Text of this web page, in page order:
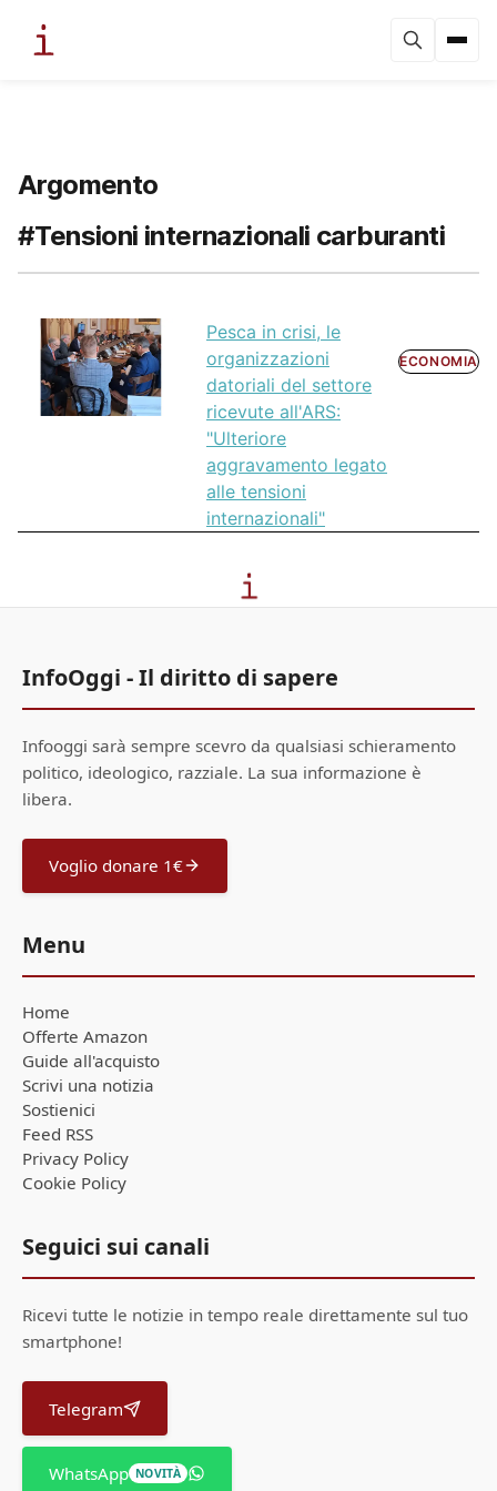
Argomento
#Tensioni internazionali carburanti
Pesca in crisi, le
organizzazioni
datoriali del settore
ricevute all'ARS:
"Ulteriore
aggravamento legato
alle tensioni
internazionali"
ECONOMIA
InfoOggi - Il diritto di sapere
Infooggi sarà sempre scevro da qualsiasi schieramento
politico, ideologico, razziale. La sua informazione è
libera.
Voglio donare 1€
Menu
Home
Offerte Amazon
Guide all'acquisto
Scrivi una notizia
Sostienici
Feed RSS
Privacy Policy
Cookie Policy
Seguici sui canali
Ricevi tutte le notizie in tempo reale direttamente sul tuo
smartphone!
Telegram
WhatsApp NOVITÀ